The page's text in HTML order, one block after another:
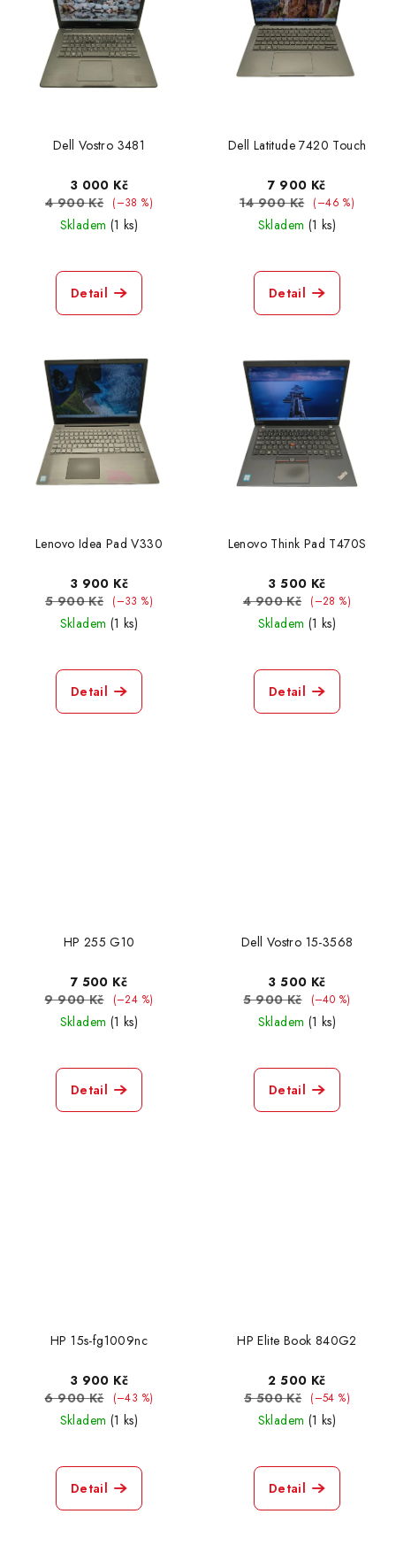
Dell Vostro 3481
3 000 Kč
4 900 Kč
(–38 %)
Skladem (1 ks)
Detail
Dell Latitude 7420 Touch
7 900 Kč
14 900 Kč (–46 %)
Skladem (1 ks)
Detail
Lenovo Idea Pad V330
3 900 Kč
5 900 Kč
(–33 %)
Skladem (1 ks)
Detail
Lenovo Think Pad T470S
3 500 Kč
4 900 Kč
(–28 %)
Skladem (1 ks)
Detail
HP 255 G10
7 500 Kč
9 900 Kč
(–24 %)
Skladem (1 ks)
Detail
Dell Vostro 15-3568
3 500 Kč
5 900 Kč
(–40 %)
Skladem (1 ks)
Detail
HP 15s-fg1009nc
3 900 Kč
6 900 Kč
(–43 %)
Skladem (1 ks)
Detail
HP Elite Book 840G2
2 500 Kč
5 500 Kč
(–54 %)
Skladem (1 ks)
Detail